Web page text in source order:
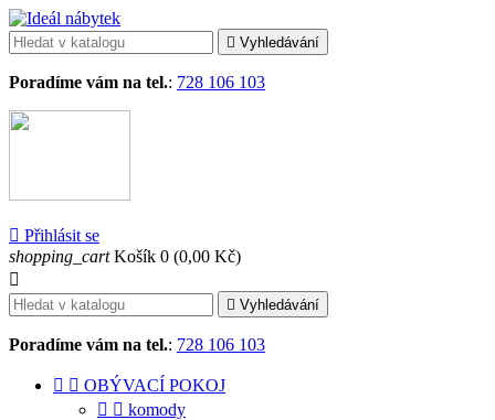
 Vyhledávání
Poradíme vám na tel.: 728 106 103
 Přihlásit se
shopping_cart Košík 0 (0,00 Kč)

 Vyhledávání
Poradíme vám na tel.: 728 106 103
  OBÝVACÍ POKOJ
  komody